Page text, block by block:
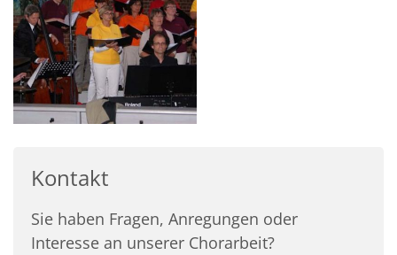
Kontakt
Sie haben Fragen, Anregungen oder
Interesse an unserer Chorarbeit?